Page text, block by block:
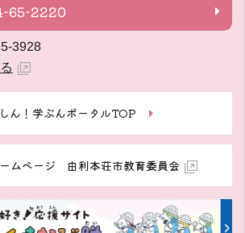
65-2220
3928
ん！学ぶんポータルTOP
ムページ 由利本荘市教育委員会